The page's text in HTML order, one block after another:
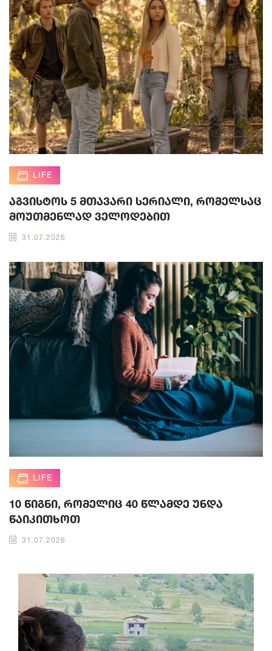
LIFE
აგვისტოს 5 მთავარი სერიალი, რომელსაც
მოუთმენლად ველოდებით
31.07.2026
LIFE
10 წიგნი, რომელიც 40 წლამდე უნდა
წაიკითხოთ
31.07.2026